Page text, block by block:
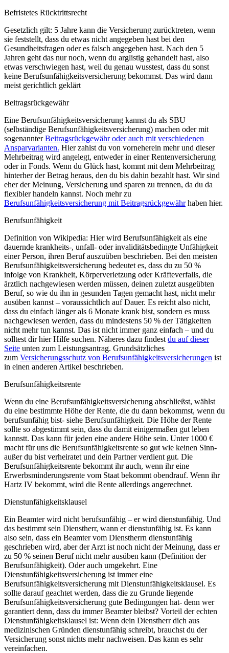
Befristetes Rücktrittsrecht
Gesetzlich gilt: 5 Jahre kann die Versicherung zurücktreten, wenn
sie feststellt, dass du etwas nicht angegeben hast bei den
Gesundheitsfragen oder es falsch angegeben hast. Nach den 5
Jahren geht das nur noch, wenn du arglistig gehandelt hast, also
etwas verschwiegen hast, weil du genau wusstest, dass du sonst
keine Berufsunfähigkeitsversicherung bekommst. Das wird dann
meist gerichtlich geklärt
Beitragsrückgewähr
Eine Berufsunfähigkeitsversicherung kannst du als SBU
(selbständige Berufsunfähigkeitsversicherung) machen oder mit
sogenannterBeitragsrückgewähr oder auch mit verschiedenen
Ansparvarianten. Hier zahlst du von vorneherein mehr und dieser
Mehrbeitrag wird angelegt, entweder in einer Rentenversicherung
oder in Fonds. Wenn du Glück hast, kommt mit dem Mehrbeitrag
hinterher der Betrag heraus, den du bis dahin bezahlt hast. Wir sind
eher der Meinung, Versicherung und sparen zu trennen, da du da
flexibler handeln kannst. Noch mehr zu
Berufsunfähigkeitsversicherung mit Beitragsrückgewährhaben hier.
Berufsunfähigkeit
Definition von Wikipedia: Hier wird Berufsunfähigkeit als eine
dauernde krankheits-, unfall- oder invaliditätsbedingte Unfähigkeit
einer Person, ihren Beruf auszuüben beschrieben. Bei den meisten
Berufsunfähigkeitsversicherung bedeutet es, dass du zu 50 %
infolge von Krankheit, Körperverletzung oder Kräfteverfalls, die
ärztlich nachgewiesen werden müssen, deinen zuletzt ausgeübten
Beruf, so wie du ihn in gesunden Tagen gemacht hast, nicht mehr
ausüben kannst – voraussichtlich auf Dauer. Es reicht also nicht,
dass du einfach länger als 6 Monate krank bist, sondern es muss
nachgewiesen werden, dass du mindestens 50 % der Tätigkeiten
nicht mehr tun kannst. Das ist nicht immer ganz einfach – und du
solltest dir hier Hilfe suchen. Näheres dazu findest du auf dieser
Seite unten zum Leistungsantrag. Grundsätzliches
zum Versicherungsschutz von Berufsunfähigkeitsversicherungen ist
in einen anderen Artikel beschrieben.
Berufsunfähigkeitsrente
Wenn du eine Berufsunfähigkeitsversicherung abschließst, wählst
du eine bestimmte Höhe der Rente, die du dann bekommst, wenn du
berufsunfähig bist- siehe Berufsunfähigkeit. Die Höhe der Rente
sollte so abgestimmt sein, dass du damit einigermaßen gut leben
kannstt. Das kann für jeden eine andere Höhe sein. Unter 1000 €
macht für uns die Berufsunfähigkeitsrente so gut wie keinen Sinn-
außer du bist verheiratet und dein Partner verdient gut. Die
Berufsunfähigkeitsrente bekommt ihr auch, wenn ihr eine
Erwerbsminderungsrente vom Staat bekommt obendrauf. Wenn ihr
Hartz IV bekommt, wird die Rente allerdings angerechnet.
Dienstunfähigkeitsklausel
Ein Beamter wird nicht berufsunfähig – er wird dienstunfähig. Und
das bestimmt sein Dienstherr, wann er dienstunfähig ist. Es kann
also sein, dass ein Beamter vom Dienstherrn dienstunfähig
geschrieben wird, aber der Arzt ist noch nicht der Meinung, dass er
zu 50 % seinen Beruf nicht mehr ausüben kann (Definition der
Berufsunfähigkeit). Oder auch umgekehrt. Eine
Dienstunfähigkeitsversicherung ist immer eine
Berufsunfähigkeitsversicherung mit Dienstunfähigkeitsklausel. Es
sollte darauf geachtet werden, dass die zu Grunde liegende
Berufsunfähigkeitsversicherung gute Bedingungen hat- denn wer
garantiert denn, dass du immer Beamter bleibst? Vorteil der echten
Dienstunfähigkeitsklausel ist: Wenn dein Dienstherr dich aus
medizinischen Gründen dienstunfähig schreibt, brauchst du der
Versicherung sonst nichts mehr nachweisen. Das kann es sehr
vereinfachen.